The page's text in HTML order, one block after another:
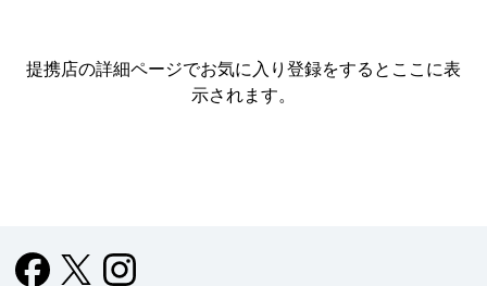
提携店の詳細ページでお気に入り登録をすると ここに表
示されます。